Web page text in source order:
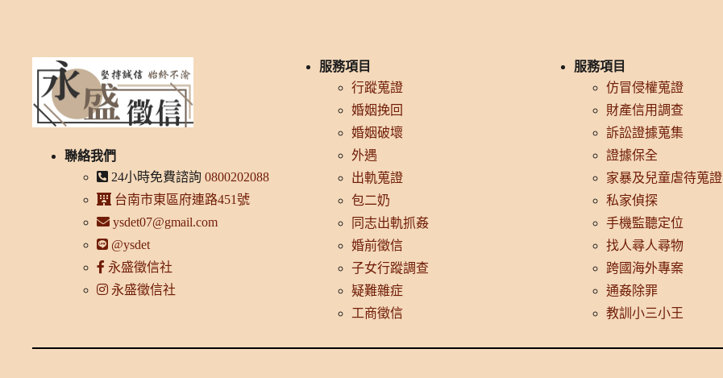
聯絡我們
24小時免費諮詢0800202088
台南市東區府連路451號
ysdet07@gmail.com
@ysdet
永盛徵信社
永盛徵信社
服務項目
行蹤蒐證
婚姻挽回
婚姻破壞
外遇
出軌蒐證
包二奶
同志出軌抓姦
婚前徵信
子女行蹤調查
疑難雜症
工商徵信
服務項目
仿冒侵權蒐證
財產信用調查
訴訟證據蒐集
證據保全
家暴及兒童虐待蒐證
私家偵探
手機監聽定位
找人尋人尋物
跨國海外專案
通姦除罪
教訓小三小王